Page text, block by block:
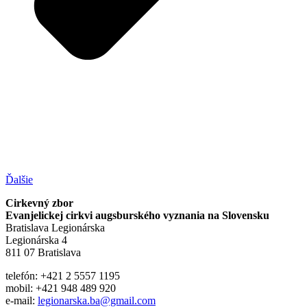
Ďalšie
Cirkevný zbor
Evanjelickej cirkvi augsburského vyznania na Slovensku
Bratislava Legionárska
Legionárska 4
811 07 Bratislava
telefón: +421 2 5557 1195
mobil: +421 948 489 920
e-mail: legionarska.ba@gmail.com